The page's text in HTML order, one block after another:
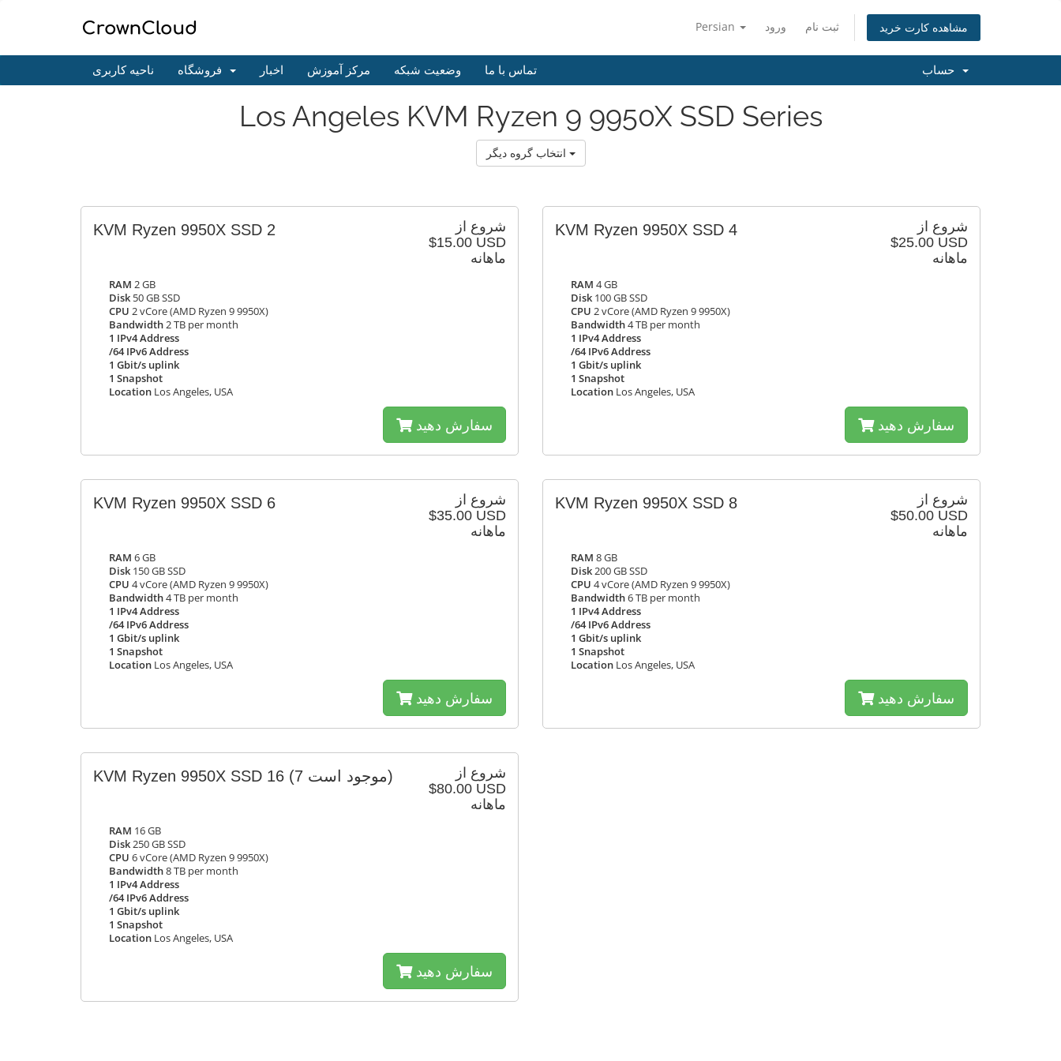
Persian ورود ثبت نام مشاهده کارت خرید
ناحیه کاربری اخبار مرکز آموزش وضعیت شبکه تماس با ما
Los Angeles KVM Ryzen 9 9950X SSD Series
شروع از
$15.00 USD
ماهانه
KVM Ryzen 9950X SSD 2
RAM 2 GB
Disk 50 GB SSD
CPU 2 vCore (AMD Ryzen 9 9950X)
Bandwidth2 TB per month
1 IPv4 Address
/64 IPv6 Address
1 Gbit/s uplink
1 Snapshot
Location Los Angeles, USA
سفارش دهید
شروع از
$25.00 USD
ماهانه
KVM Ryzen 9950X SSD 4
RAM 4 GB
Disk 100 GB SSD
CPU 2 vCore (AMD Ryzen 9 9950X)
Bandwidth4 TB per month
1 IPv4 Address
/64 IPv6 Address
1 Gbit/s uplink
1 Snapshot
Location Los Angeles, USA
سفارش دهید
شروع از
$35.00 USD
ماهانه
KVM Ryzen 9950X SSD 6
RAM 6 GB
Disk 150 GB SSD
CPU 4 vCore (AMD Ryzen 9 9950X)
Bandwidth4 TB per month
1 IPv4 Address
/64 IPv6 Address
1 Gbit/s uplink
1 Snapshot
Location Los Angeles, USA
سفارش دهید
شروع از
$50.00 USD
ماهانه
KVM Ryzen 9950X SSD 8
RAM 8 GB
Disk200 GB SSD
CPU 4 vCore (AMD Ryzen 9 9950X)
Bandwidth6 TB per month
1 IPv4 Address
/64 IPv6 Address
1 Gbit/s uplink
1 Snapshot
Location Los Angeles, USA
سفارش دهید
شروع از
$80.00 USD
ماهانه
KVM Ryzen 9950X SSD 16 (7 موجود است)
RAM 16 GB
Disk250 GB SSD
CPU 6 vCore (AMD Ryzen 9 9950X)
Bandwidth8 TB per month
1 IPv4 Address
/64 IPv6 Address
1 Gbit/s uplink
1 Snapshot
Location Los Angeles, USA
سفارش دهید